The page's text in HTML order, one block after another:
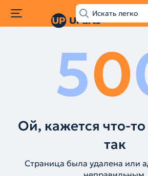
50
Ой, кажется что-
так
Страница была удалена или